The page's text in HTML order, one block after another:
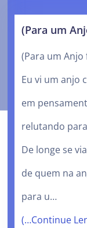
(Para um
(Para um Anjo
Eu vi um anjo
em
relutando
De longe se
de quem na
para u…
(…Continue